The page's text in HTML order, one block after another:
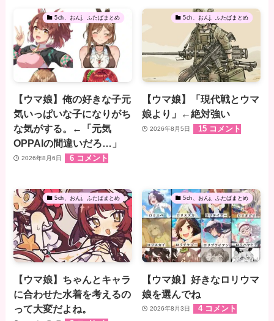
5ch、おんj、ふたばまとめ
【ウマ娘】俺の好きな子元
気いっぱいな子になりがち
な気がする。←「元気
OPPAIの間違いだろ…」
2026年8月6日 6 コメント
5ch、おんj、ふたばまとめ
【ウマ娘】「現代戦とウマ
娘より」←絶対強い
2026年8月5日 15 コメント
5ch、おんj、ふたばまとめ
【ウマ娘】ちゃんとキャラ
に合わせた水着を考えるの
って大変だよね。
5ch、おんj、ふたばまとめ
【ウマ娘】好きなロリウマ
娘を選んでね
2026年8月3日 4 コメント